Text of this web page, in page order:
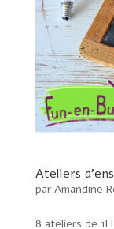
Ateliers
par Amandine
8 ateliers de